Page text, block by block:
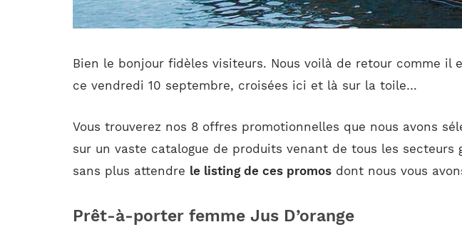
Bien le bonjour fidèles visiteurs. Nous voilà de retour comme il
ce vendredi 10 septembre, croisées ici et là sur la toile…
Vous trouverez nos 8 offres promotionnelles que nous avons
sur un vaste catalogue de produits venant de tous les
sans plus attendre le listing de ces promos dont nous vous
Prêt-à-porter femme Jus D’orange